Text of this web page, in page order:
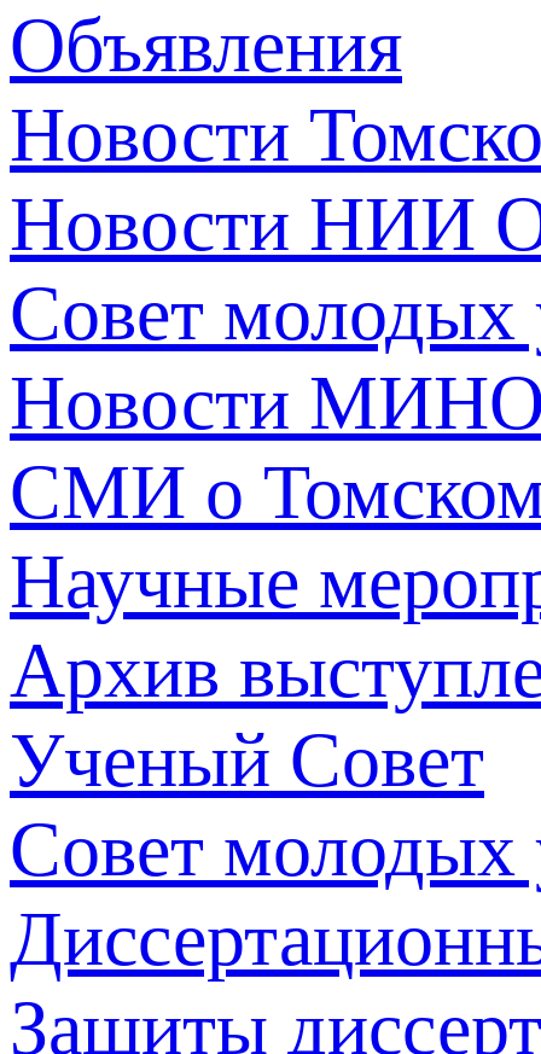
Объявления
Новости
Новости НИИ
Совет молодых
Новости
СМИ о
Научные
Архив
Ученый Совет
Совет молодых
Защиты